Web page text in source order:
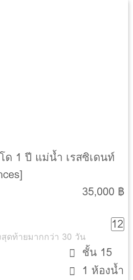
ด 1 ปี แม่น้ำ เรสซิเดนท์
35,000 ฿
12
สุดท้ายมากกว่า 30 วัน
ชั้น 15
1 ห้องน้ำ